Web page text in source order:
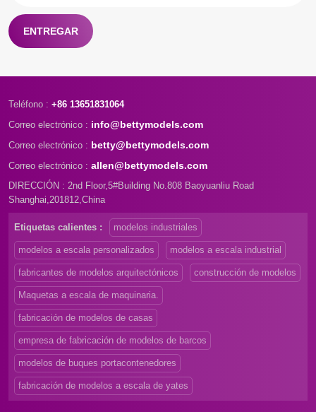
ENTREGAR
Teléfono : +86 13651831064
Correo electrónico : info@bettymodels.com
Correo electrónico : betty@bettymodels.com
Correo electrónico : allen@bettymodels.com
DIRECCIÓN : 2nd Floor,5#Building No.808 Baoyuanliu Road
Shanghai,201812,China
Etiquetas calientes : modelos industriales
modelos a escala personalizados modelos a escala industrial
fabricantes de modelos arquitectónicos construcción de modelos
Maquetas a escala de maquinaria.
fabricación de modelos de casas
empresa de fabricación de modelos de barcos
modelos de buques portacontenedores
fabricación de modelos a escala de yates